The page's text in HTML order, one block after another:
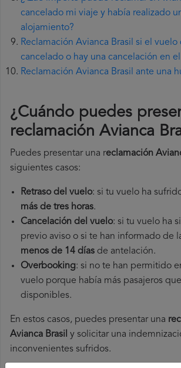
cancelado mi viaje y había realizado
alojamiento?
Reclamación Avianca Brasil si el vuelo
cancelado o hay una cancelación en
Reclamación Avianca Brasil ante una
¿Cuándo puedes
reclamación Avianca
Puedes presentar una reclamación
siguientes casos:
Retraso del vuelo: si tu vuelo ha
más de tres horas.
Cancelación del vuelo: si tu vuelo ha
previo aviso o si te han informado de
menos de 14 días de antelación.
Overbooking: si no te han permitido
vuelo porque había más pasajeros
disponibles.
En estos casos, puedes presentar una
Avianca Brasil​ y solicitar una
inconvenientes sufridos.